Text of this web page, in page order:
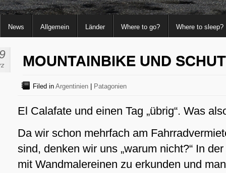
News Allgemein Länder Where to go? Where to sleep?
MOUNTAINBIKE UND
Filed in Argentinien Patagonien
El Calafate und einen Tag „übrig“. Was
Da wir schon mehrfach am
sind, denken wir uns „warum nicht?“ In
mit Wandmalereinen zu erkunden und